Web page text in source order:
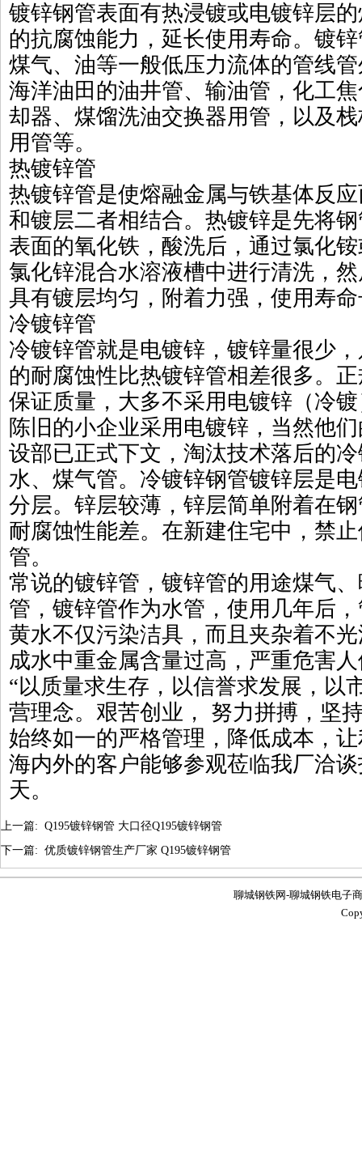
镀锌钢管表面有热浸镀或电镀锌层
的抗腐蚀能力，延长使用寿命。镀
煤气、油等一般低压力流体的管线
海洋油田的油井管、输油管，化工
却器、煤馏洗油交换器用管，以及
用管等。
热镀锌管
热镀锌管是使熔融金属与铁基体反
和镀层二者相结合。热镀锌是先将
表面的氧化铁，酸洗后，通过氯化
氯化锌混合水溶液槽中进行清洗，
具有镀层均匀，附着力强，使用寿
冷镀锌管
冷镀锌管就是电镀锌，镀锌量很少
的耐腐蚀性比热镀锌管相差很多。
保证质量，大多不采用电镀锌（冷
陈旧的小企业采用电镀锌，当然他
设部已正式下文，淘汰技术落后的
水、煤气管。冷镀锌钢管镀锌层是
分层。锌层较薄，锌层简单附着在
耐腐蚀性能差。在新建住宅中，禁
管。
常说的镀锌管，镀锌管的用途煤气
管，镀锌管作为水管，使用几年后
黄水不仅污染洁具，而且夹杂着不
成水中重金属含量过高，严重危害
“以质量求生存，以信誉求发展，以
营理念。艰苦创业， 努力拼搏，坚
始终如一的严格管理，降低成本，
海内外的客户能够参观莅临我厂洽
天。
上一篇: Q195镀锌钢管 大口径Q195镀锌钢管
下一篇: 优质镀锌钢管生产厂家 Q195镀锌钢管
聊城钢铁网-聊城钢铁电子